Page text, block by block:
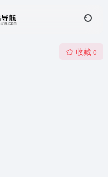
收藏 0